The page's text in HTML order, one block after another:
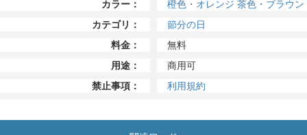
カラー： 橙色・オレンジ 茶色・ブラウン
カテゴリ：
節分の日
料金：
無料
用途：
商用可
禁止事項：
利用規約